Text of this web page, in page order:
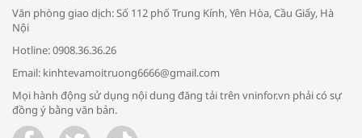
Bác sĩ tư vấn cách phòng tránh bệnh
đường hô hấp trong thời tiết giao mùa
Trao yêu thương cho em
Văn phòng giao dịch: Số 112 phố Trung Kính, Yên Hòa, Cầu Giấy, Hà
Nội
Hotline: 0908.36.36.26
Email: kinhtevamoitruong6666@gmail.com
Mọi hành động sử dụng nội dung đăng tải trên vninfor.vn phải có sự
đồng ý bằng văn bản.